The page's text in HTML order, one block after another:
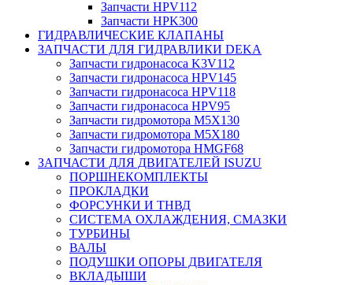
Запчасти HPV112
Запчасти HPK300
ГИДРАВЛИЧЕСКИЕ КЛАПАНЫ
ЗАПЧАСТИ ДЛЯ ГИДРАВЛИКИ DEKA
Запчасти гидронасоса K3V112
Запчасти гидронасоса HPV145
Запчасти гидронасоса HPV118
Запчасти гидронасоса HPV95
Запчасти гидромотора M5X130
Запчасти гидромотора M5X180
Запчасти гидромотора HMGF68
ЗАПЧАСТИ ДЛЯ ДВИГАТЕЛЕЙ ISUZU
ПОРШНЕКОМПЛЕКТЫ
ПРОКЛАДКИ
ФОРСУНКИ И ТНВД
СИСТЕМА ОХЛАЖДЕНИЯ, СМАЗКИ
ТУРБИНЫ
ВАЛЫ
ПОДУШКИ ОПОРЫ ДВИГАТЕЛЯ
ВКЛАДЫШИ